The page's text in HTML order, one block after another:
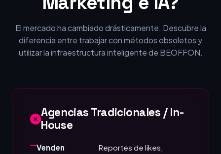
El mercado ha cambiado drásticamente. Descubre la
diferencia entre trabajar con métodos obsoletos y
utilizar la infraestructura inteligente de BEOFFON.
Agencias Tradicionales / In-
House
Venden
Reportes de likes,